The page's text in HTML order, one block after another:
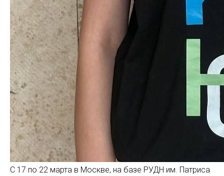
С 17 по 22 марта в Москве, на базе РУДН им. Патриса